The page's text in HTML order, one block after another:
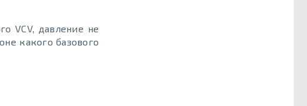
VCV, давление не
какого базового